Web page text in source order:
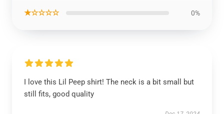
★☆☆☆☆ 0%
I love this Lil Peep shirt! The neck is a bit small but
still fits, good quality